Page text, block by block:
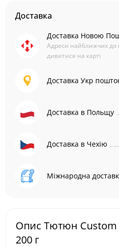
Доставка
Доставка Новою
Адреси найближчих до
дивитися на карті
Доставка Укр
Доставка в Польщу
Доставка в Чехію
Міжнародна
Опис Тютюн
200 г